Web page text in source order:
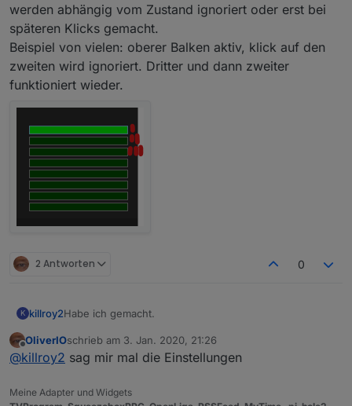
werden abhängig vom Zustand ignoriert oder erst bei
späteren Klicks gemacht.
Beispiel von vielen: oberer Balken aktiv, klick auf den
zweiten wird ignoriert. Dritter und dann zweiter
funktioniert wieder.
2 Antworten 0
K killroy2Habe ich gemacht.
iobroker squeezeboxrpc -v
0.8.25
gross. Klick auf Rahmen klappt, in Margin nicht.
Offline
OliverIOschrieb am 3. Jan. 2020, 21:26
zuletzt editiert von
@killroy2 sag mir mal die Einstellungen
Meine Adapter und Widgets